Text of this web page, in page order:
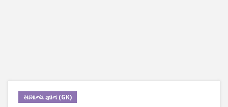
સામાન્ય જ્ઞાન (GK)